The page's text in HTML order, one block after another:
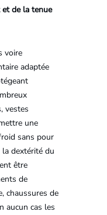
et de la tenue
voire
adaptée
vestes
une
sans pour
dextérité du
être
de
chaussures de
aucun cas les